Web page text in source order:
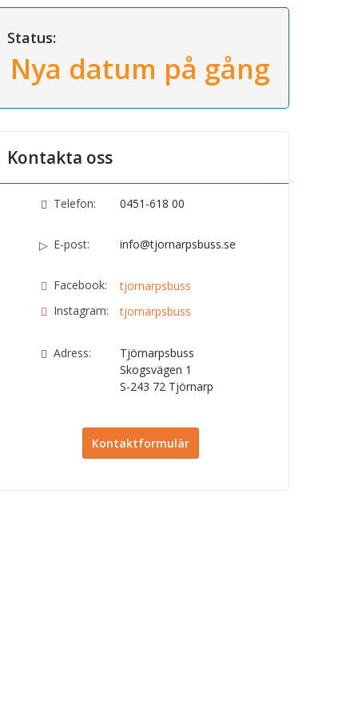
Status:
Nya datum på gång
Kontakta oss
Telefon: 0451-618 00
E-post: info@tjornarpsbuss.se
Facebook:
tjornarpsbuss
Instagram:
tjornarpsbuss
Adress:
Tjörnarpsbuss
Skogsvägen 1
S-243 72 Tjörnarp
Kontaktformulär